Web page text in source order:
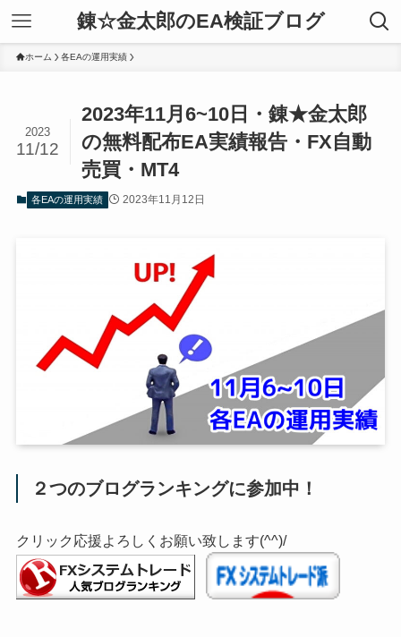
錬☆金太郎のEA検証ブログ
ホーム 各EAの運用実績
2023年11月6~10日・錬★金太郎
の無料配布EA実績報告・FX自動
売買・MT4
2023
11/12
各EAの運用実績 2023年11月12日
２つのブログランキングに参加中！
クリック応援よろしくお願い致します(^^)/